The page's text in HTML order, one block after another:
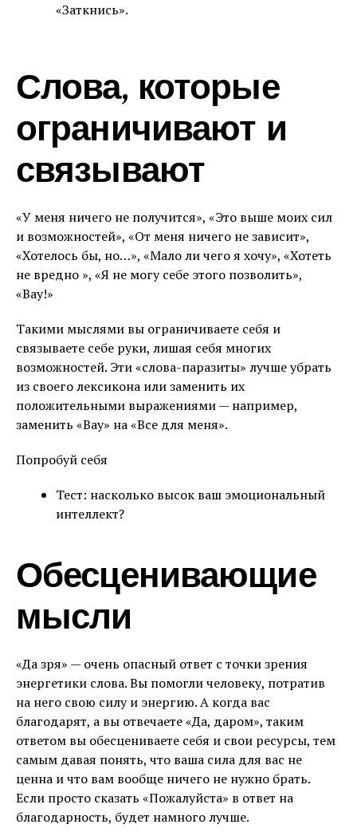
«Заткнись».
Слова, которые
ограничивают и
связывают
«У меня ничего не получится», «Это выше моих сил
и возможностей», «От меня ничего не зависит»,
«Хотелось бы, но…», «Мало ли чего я хочу», «Хотеть
не вредно », «Я не могу себе этого позволить»,
«Вау!»
Такими мыслями вы ограничиваете себя и
связываете себе руки, лишая себя многих
возможностей. Эти «слова-паразиты» лучше убрать
из своего лексикона или заменить их
положительными выражениями — например,
заменить «Вау» на «Все для меня».
Попробуй себя
Тест: насколько высок ваш эмоциональный
интеллект?
Обесценивающие
мысли
«Да зря» — очень опасный ответ с точки зрения
энергетики слова. Вы помогли человеку, потратив
на него свою силу и энергию. А когда вас
благодарят, а вы отвечаете «Да, даром», таким
ответом вы обесцениваете себя и свои ресурсы, тем
самым давая понять, что ваша сила для вас не
ценна и что вам вообще ничего не нужно брать.
Если просто сказать «Пожалуйста» в ответ на
благодарность, будет намного лучше.